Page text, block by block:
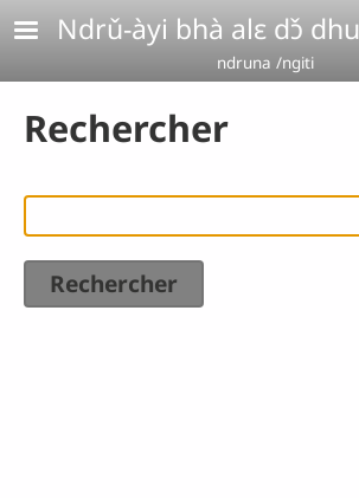
Aller au contenu principal
Ndrǔ-àyi bhà alɛ dɔ̌ dhu
ndruna /ngiti
Rechercher